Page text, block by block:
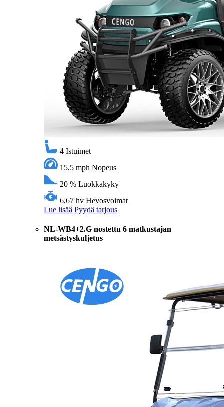
4 Istuimet
15,5 mph Nopeus
20 % Luokkakyky
6,67 hv Hevosvoimat
Lue lisää Pyydä tarjous
NL-WB4+2.G nostettu 6 matkustajan
metsästyskuljetus